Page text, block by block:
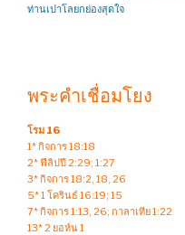
ท่านเปาโลยกย่องสุดใจ
พระคำเชื่อมโยง
โรม 16
1* กิจการ 18:18
2* ฟีลิปปี 2:29; 1:27
3* กิจการ 18:2, 18, 26
5* 1 โครินธ์ 16:19; 15
7* กิจการ 1:13, 26; กาลาเทีย 1:22
13* 2 ยอห์น 1